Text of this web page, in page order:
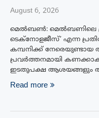
August 6, 2026
മെൽബൺ: മെൽബണിലെ
ടെക്നോളജീസ്’ എന്ന
കമ്പനിക്ക് നേരെയുണ്ടായ
പ്രവർത്തനമായി
ഇടതുപക്ഷ ആശയങ്ങളും
Read more